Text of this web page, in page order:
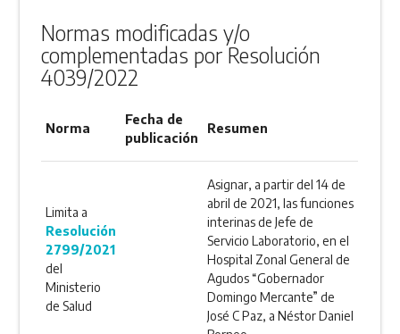
Normas modificadas y/o
complementadas por Resolución
4039/2022
Norma
Fecha de
publicación
Resumen
Limita a
Resolución
2799/2021
del
Ministerio
de Salud
Asignar, a partir del 14 de
abril de 2021, las funciones
interinas de Jefe de
Servicio Laboratorio, en el
Hospital Zonal General de
Agudos “Gobernador
Domingo Mercante” de
José C Paz, a Néstor Daniel